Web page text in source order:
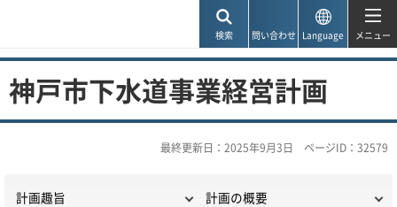
検索 問い合わせ Language メニュー
神戸市下水道事業経営計画
最終更新日：2025年9月3日 ページID：32579
計画趣旨 計画の概要